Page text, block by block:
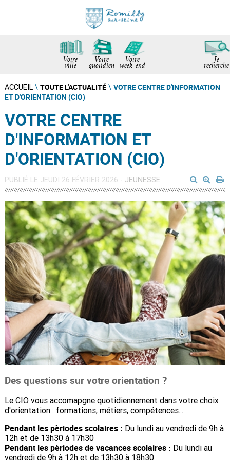
Je
recherche
Votre
ville
Votre
quotidien
Votre
week-end
ACCUEIL\ TOUTE L'ACTUALITÉ\ VOTRE CENTRE D'INFORMATION
ET D'ORIENTATION (CIO)
VOTRE CENTRE
D'INFORMATION ET
D'ORIENTATION (CIO)
PUBLIÉ LE JEUDI 26 FÉVRIER 2026 - JEUNESSE
Des questions sur votre orientation ?
Le CIO vous accomapgne quotidiennement dans votre choix
d'orientation : formations, métiers, compétences...
Pendant les pèriodes scolaires : Du lundi au vendredi de 9h à
12h et de 13h30 à 17h30
Pendant les pèriodes de vacances scolaires : Du lundi au
vendredi de 9h à 12h et de 13h30 à 18h30